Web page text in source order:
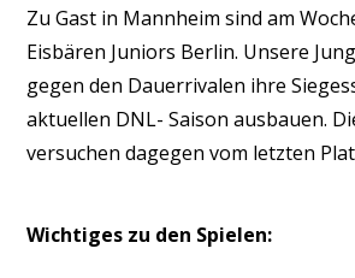
Zu Gast in Mannheim sind am
Eisbären Juniors Berlin. Unsere
gegen den Dauerrivalen ihre
aktuellen DNL- Saison ausbauen.
versuchen dagegen vom letzten
Wichtiges zu den Spielen: